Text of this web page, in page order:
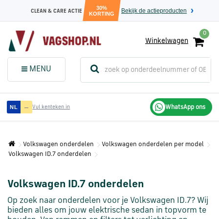
CLEAN & CARE ACTIE
30%
KORTING
Bekijk de actieproducten
0
Winkelwagen
MENU
Menu (Sluit dit
menuvenster)
Audi
onderdelen
Volkswagen
onderdelen
SEAT
onderdelen
NL — Vul kenteken in WhatsApp ons
Volkswagen onderdelen
Volkswagen onderdelen per model
Volkswagen ID.7 onderdelen
Volkswagen ID.7 onderdelen
Op zoek naar onderdelen voor je Volkswagen ID.7? Wij
bieden alles om jouw elektrische sedan in topvorm te